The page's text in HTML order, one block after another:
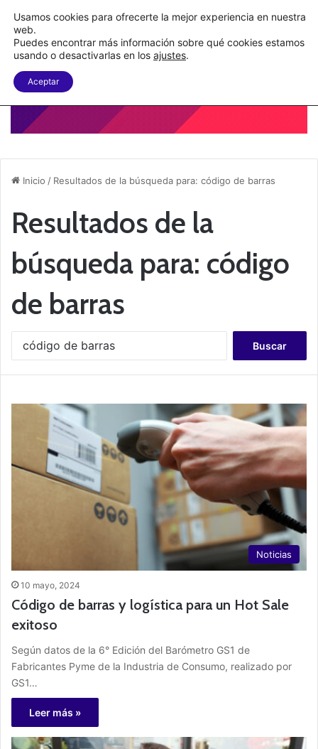
C&A México completa la implementación de su WMS en la nube
Menu
Inicio / Resultados de la búsqueda para: código de barras
Resultados de la
búsqueda para: código
de barras
r
Noticias
10 mayo, 2024
Código de barras y logística para un Hot Sale
exitoso
Según datos de la 6° Edición del Barómetro GS1 de
Fabricantes Pyme de la Industria de Consumo, realizado por
GS1…
Leer más »
Usamos cookies para ofrecerte la mejor experiencia en nuestra
web.
Puedes encontrar más información sobre qué cookies estamos
usando o desactivarlas en los ajustes.
Aceptar